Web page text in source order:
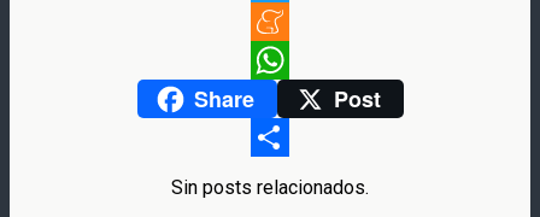
Twitter
Meneame
WhatsAppShare Post
Compartir
Sin posts relacionados.